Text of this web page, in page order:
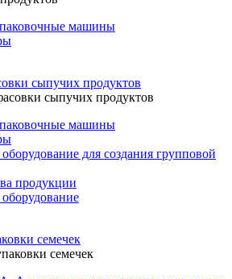
машины
сыпучих продуктов
машины
для создания групповой
продукции
семечек